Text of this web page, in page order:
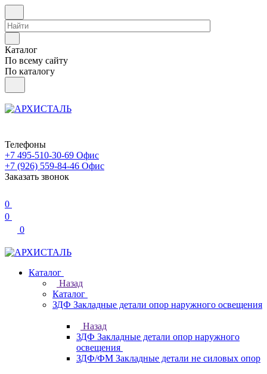
Каталог
По всему сайту
По каталогу
Телефоны
+7 495-510-30-69 Офис
+7 (926) 559-84-46 Офис
Заказать звонок
0
0
0
Каталог
Назад
Каталог
ЗДФ Закладные детали опор наружного освещения
Назад
ЗДФ Закладные детали опор наружного
освещения
ЗДФ/ФМ Закладные детали не силовых опор